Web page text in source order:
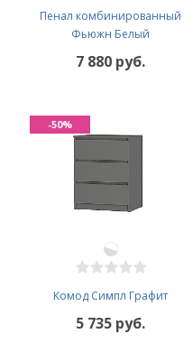
Пенал комбинированный
Фьюжн Белый
7 880 руб.
Комод Симпл Графит
5 735 руб.
-50%